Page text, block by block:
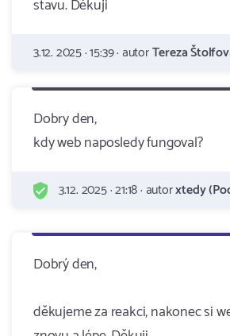
stavu. Děkuji
3.12. 2025 · 15:39 · autorTereza
Dobry den,
kdy web naposledy fungoval?
3.12. 2025 · 21:18 · autorxtedy
Dobrý den,
děkujeme za reakci, nakonec si